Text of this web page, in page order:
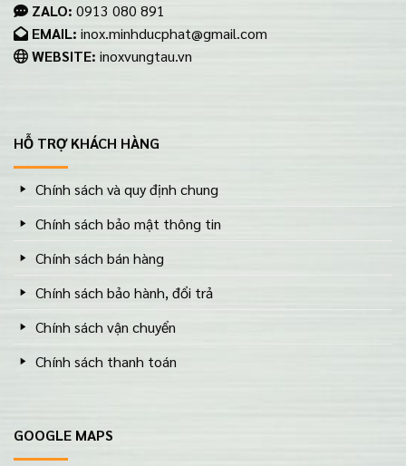
ZALO: 0913 080 891
EMAIL: inox.minhducphat@gmail.com
WEBSITE: inoxvungtau.vn
HỖ TRỢ KHÁCH HÀNG
Chính sách và quy định chung
Chính sách bảo mật thông tin
Chính sách bán hàng
Chính sách bảo hành, đổi trả
Chính sách vận chuyển
Chính sách thanh toán
GOOGLE MAPS